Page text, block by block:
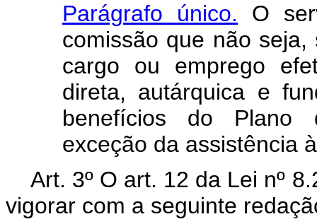
Parágrafo único. O
comissão que não
cargo ou emprego
direta, autárquica e
benefícios do Plano
exceção da assistência
Art. 3º O art. 12 da Lei nº
vigorar com a seguinte